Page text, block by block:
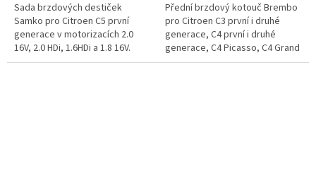
Sada brzdových destiček
Samko pro Citroen C5 první
generace v motorizacích 2.0
16V, 2.0 HDi, 1.6HDi a 1.8 16V.
Přední brzdový kotouč Brembo
pro Citroen C3 první i druhé
generace, C4 první i druhé
generace, C4 Picasso, C4 Grand
Picasso, C5 první generace,